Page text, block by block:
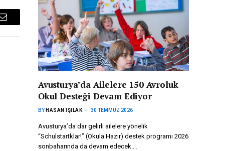
Email
Avusturya’da Ailelere 150 Avroluk
Okul Desteği Devam Ediyor
BY HASAN IŞILAK 30 TEMMUZ 2026
Avusturya’da dar gelirli ailelere yönelik
“Schulstartklar!” (Okula Hazır) destek programı 2026
sonbaharında da devam edecek.…